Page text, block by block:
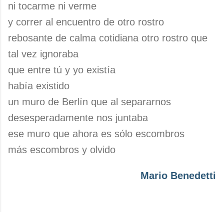
ni tocarme ni verme
y correr al encuentro de otro rostro
rebosante de calma cotidiana otro rostro que
tal vez ignoraba
que entre tú y yo existía
había existido
un muro de Berlín que al separarnos
desesperadamente nos juntaba
ese muro que ahora es sólo escombros
más escombros y olvido
Mario Benedetti